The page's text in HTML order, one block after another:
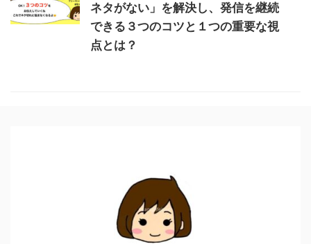
ネタがない」を解決し、発信を継続
できる３つのコツと１つの重要な視
点とは？